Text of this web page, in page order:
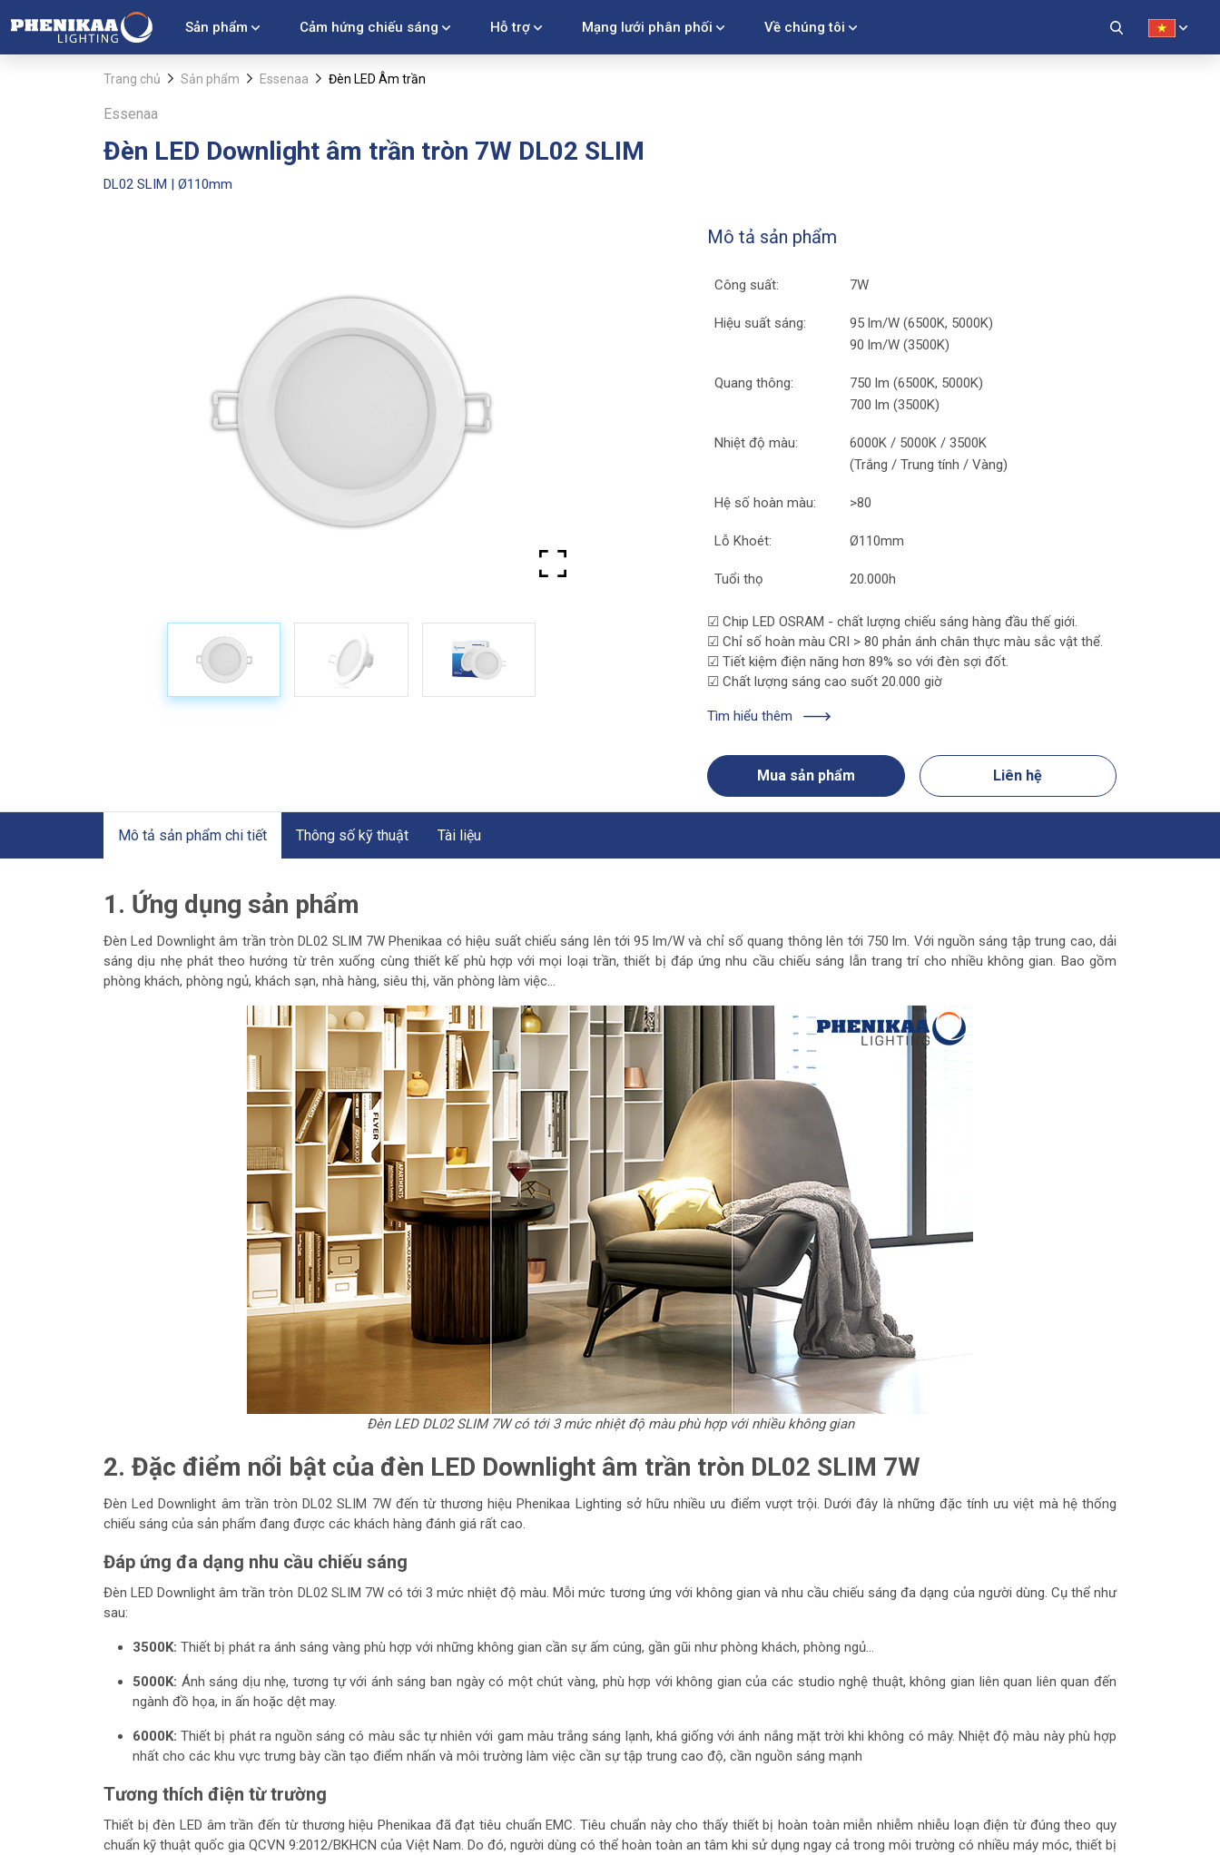
Sản phẩm Cảm hứng chiếu sáng Hỗ trợ Mạng lưới phân phối Về chúng tôi
Trang chủ Sản phẩm Essenaa Đèn LED Âm trần
Essenaa
Đèn LED Downlight âm trần tròn 7W DL02 SLIM
DL02 SLIM | Ø110mm
Mô tả sản phẩm
Công suất: 7W
Hiệu suất sáng:
95 lm/W (6500K, 5000K)
90 lm/W (3500K)
Quang thông:
750 lm (6500K, 5000K)
700 lm (3500K)
Nhiệt độ màu:
6000K / 5000K / 3500K
(Trắng / Trung tính / Vàng)
Hệ số hoàn màu: >80
Lỗ Khoét: Ø110mm
Tuổi thọ 20.000h
☑ Chip LED OSRAM - chất lượng chiếu sáng hàng đầu thế giới.
☑ Chỉ số hoàn màu CRI > 80 phản ánh chân thực màu sắc vật thể.
☑ Tiết kiệm điện năng hơn 89% so với đèn sợi đốt.
☑ Chất lượng sáng cao suốt 20.000 giờ
Tìm hiểu thêm
Mua sản phẩm Liên hệ
Mô tả sản phẩm chi tiết Thông số kỹ thuật Tài liệu
1. Ứng dụng sản phẩm
Đèn Led Downlight âm trần tròn DL02 SLIM 7W Phenikaa có hiệu suất chiếu sáng lên tới 95 lm/W và chỉ số quang thông lên tới 750 lm. Với nguồn sáng tập trung cao, dải
sáng dịu nhẹ phát theo hướng từ trên xuống cùng thiết kế phù hợp với mọi loại trần, thiết bị đáp ứng nhu cầu chiếu sáng lẫn trang trí cho nhiều không gian. Bao gồm
phòng khách, phòng ngủ, khách sạn, nhà hàng, siêu thị, văn phòng làm việc…
Đèn LED DL02 SLIM 7W có tới 3 mức nhiệt độ màu phù hợp với nhiều không gian
2. Đặc điểm nổi bật của đèn LED Downlight âm trần tròn DL02 SLIM 7W
Đèn Led Downlight âm trần tròn DL02 SLIM 7W đến từ thương hiệu Phenikaa Lighting sở hữu nhiều ưu điểm vượt trội. Dưới đây là những đặc tính ưu việt mà hệ thống
chiếu sáng của sản phẩm đang được các khách hàng đánh giá rất cao.
Đáp ứng đa dạng nhu cầu chiếu sáng
Đèn LED Downlight âm trần tròn DL02 SLIM 7W có tới 3 mức nhiệt độ màu. Mỗi mức tương ứng với không gian và nhu cầu chiếu sáng đa dạng của người dùng. Cụ thể như
sau:
3500K: Thiết bị phát ra ánh sáng vàng phù hợp với những không gian cần sự ấm cúng, gần gũi như phòng khách, phòng ngủ…
5000K: Ánh sáng dịu nhẹ, tương tự với ánh sáng ban ngày có một chút vàng, phù hợp với không gian của các studio nghệ thuật, không gian liên quan liên quan đến
ngành đồ họa, in ấn hoặc dệt may.
6000K:Thiết bị phát ra nguồn sáng có màu sắc tự nhiên với gam màu trắng sáng lạnh, khá giống với ánh nắng mặt trời khi không có mây. Nhiệt độ màu này phù hợp
nhất cho các khu vực trưng bày cần tạo điểm nhấn và môi trường làm việc cần sự tập trung cao độ, cần nguồn sáng mạnh
Tương thích điện từ trường
Thiết bị đèn LED âm trần đến từ thương hiệu Phenikaa đã đạt tiêu chuẩn EMC. Tiêu chuẩn này cho thấy thiết bị hoàn toàn miễn nhiễm nhiễu loạn điện từ đúng theo quy
chuẩn kỹ thuật quốc gia QCVN 9:2012/BKHCN của Việt Nam. Do đó, người dùng có thể hoàn toàn an tâm khi sử dụng ngay cả trong môi trường có nhiều máy móc, thiết bị